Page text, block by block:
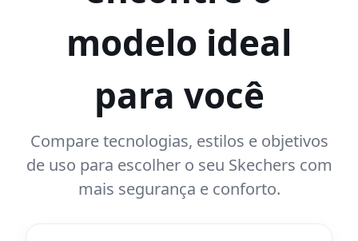
modelo ideal
para você
Compare tecnologias, estilos e objetivos
de uso para escolher o seu Skechers com
mais segurança e conforto.